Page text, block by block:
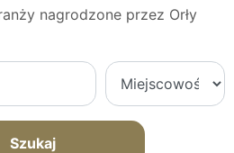
nagrodzone przez Orły
Szukaj